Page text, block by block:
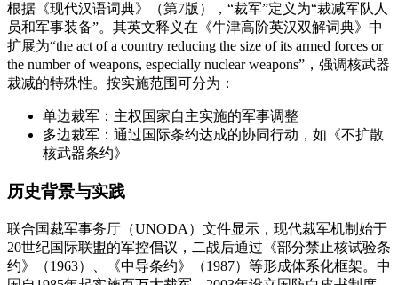
根据《现代汉语词典》（第7版），“裁军”定义为“裁减军队人
员和军事装备”。其英文释义在《牛津高阶英汉双解词典》中
扩展为“the act of a country reducing the size of its armed forces or
the number of weapons, especially nuclear weapons”，强调核武器
裁减的特殊性。按实施范围可分为：
单边裁军：主权国家自主实施的军事调整
多边裁军：通过国际条约达成的协同行动，如《不扩散
核武器条约》
历史背景与实践
联合国裁军事务厅（UNODA）文件显示，现代裁军机制始于
20世纪国际联盟的军控倡议，二战后通过《部分禁止核试验条
约》（1963）、《中导条约》（1987）等形成体系化框架。中